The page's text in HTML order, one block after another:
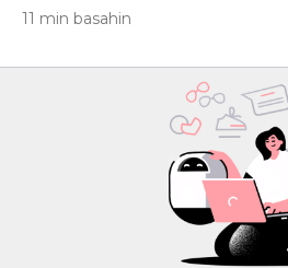
11 min basahin